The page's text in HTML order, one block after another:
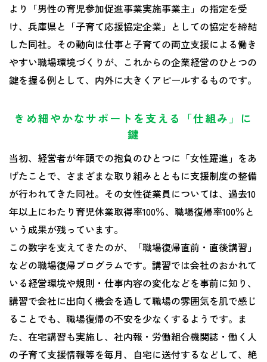
より「男性の育児参加促進事業実施事業主」の指定を受
け、兵庫県と「子育て応援協定企業」としての協定を締結
した同社。その動向は仕事と子育ての両立支援による働き
やすい職場環境づくりが、これからの企業経営のひとつの
鍵を握る例として、内外に大きくアピールするものです。
きめ細やかなサポートを支える「仕組み」に
鍵
当初、経営者が年頭での抱負のひとつに「女性躍進」をあ
げたことで、さまざまな取り組みとともに支援制度の整備
が行われてきた同社。その女性従業員については、過去10
年以上にわたり育児休業取得率100％、職場復帰率100％と
いう成果が残っています。
この数字を支えてきたのが、「職場復帰直前・直後講習」
などの職場復帰プログラムです。講習では会社のおかれて
いる経営環境や規則・仕事内容の変化などを事前に知り、
講習で会社に出向く機会を通して職場の雰囲気を肌で感じ
ることでも、職場復帰の不安を少なくするようです。ま
た、在宅講習も実施し、社内報・労働組合機関誌・働く人
の子育て支援情報等を毎月、自宅に送付するなどして、絶